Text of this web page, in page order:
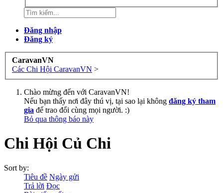
Đăng nhập
Đăng ký
CaravanVN
Các Chi Hội CaravanVN >
Chào mừng đến với CaravanVN!
Nếu bạn thấy nơi đây thú vị, tại sao lại không đăng ký tham
gia để trao đổi cùng mọi người. :)
Bỏ qua thông báo này
Chi Hội Củ Chi
Sort by:
Tiêu đề Ngày gửi
Trả lời Đọc